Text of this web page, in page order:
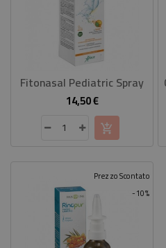
Fitonasal Pediatric Spray
14,50 €Prezzo
-10%
Prezzo Scontato